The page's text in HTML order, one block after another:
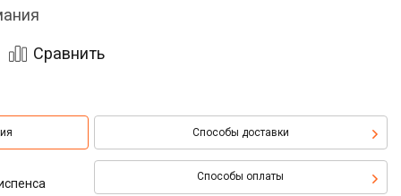
Сравнить
Способы доставки
Способы оплаты